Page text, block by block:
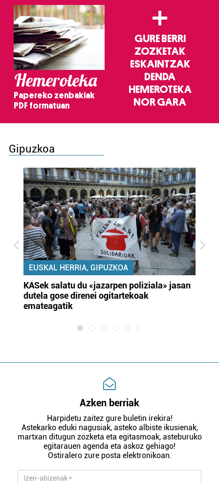
Hemeroteka
Papereko zenbakiak
PDF formatuan
+
GURE BERRI
ZOZKETAK
ESKAINTZAK
DENDA
HEMEROTEKA
NOR GARA
Gipuzkoa
EUSKAL HERRIA, GIPUZKOA
KASek salatu du «jazarpen poliziala» jasan
dutela gose direnei ogitartekoak
emateagatik
Azken berriak
Harpidetu zaitez gure buletin irekira!
Astekarko eduki nagusiak, asteko albiste ikusienak,
martxan ditugun zozketa eta egitasmoak, asteburuko
egitarauen agenda eta askoz gehiago!
Ostiralero zure posta elektronikoan.